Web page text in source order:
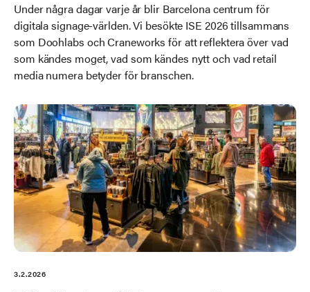
Under några dagar varje år blir Barcelona centrum för
digitala signage-världen. Vi besökte ISE 2026 tillsammans
som Doohlabs och Craneworks för att reflektera över vad
som kändes moget, vad som kändes nytt och vad retail
media numera betyder för branschen.
3.2.2026